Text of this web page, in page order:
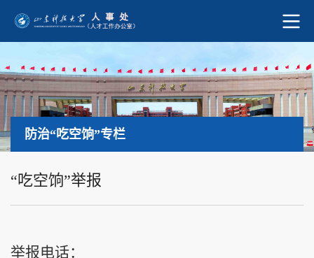
防治“吃空饷”专栏
“吃空饷”举报
举报电话：